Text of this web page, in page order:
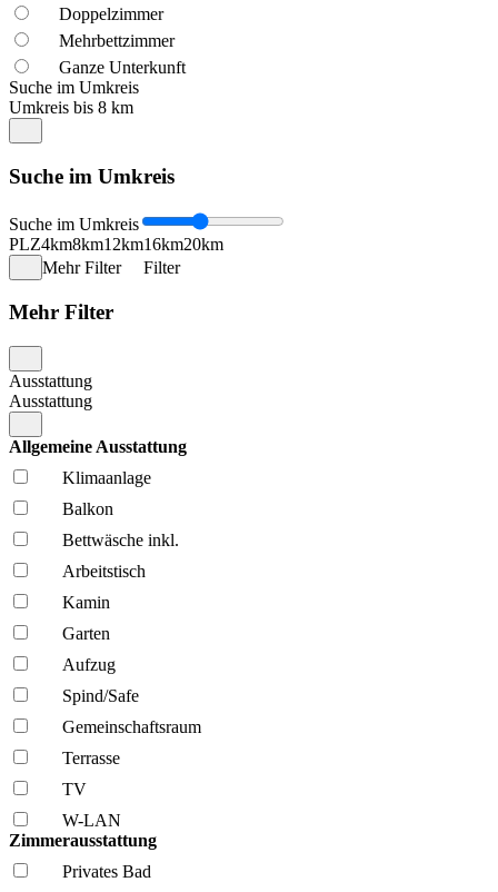
Doppelzimmer
Mehrbettzimmer
Ganze Unterkunft
Suche im Umkreis
Umkreis bis 8 km
Suche im Umkreis
Suche im Umkreis
PLZ4km8km12km16km20km
Mehr Filter
Filter
Mehr Filter
Ausstattung
Ausstattung
Allgemeine Ausstattung
Klima­anlage
Balkon
Bettwäsche inkl.
Arbeitstisch
Kamin
Garten
Aufzug
Spind/Safe
Gemeinschafts­raum
Terrasse
TV
W-LAN
Zimmerausstattung
Privates Bad